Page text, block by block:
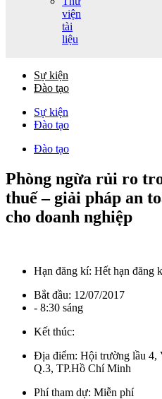
viện
tài
liệu
Sự kiện
Đào tạo
Sự kiện
Đào tạo
Đào tạo
Phòng ngừa rủi ro
thuế – giải pháp an
cho doanh nghiệp
Hạn đăng kí: Hết hạn đăng
Bắt đầu: 12/07/2017
- 8:30 sáng
Kết thúc:
Địa điểm: Hội trường lầu 4,
Q.3, TP.Hồ Chí Minh
Phí tham dự: Miễn phí